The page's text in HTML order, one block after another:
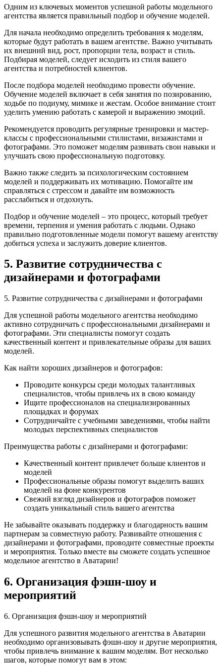
Одним из ключевых моментов успешной работы модельного
агентства является правильный подбор и обучение моделей.
Для начала необходимо определить требования к моделям,
которые будут работать в вашем агентстве. Важно учитывать
их внешний вид, рост, пропорции тела, возраст и стиль.
Подбирая моделей, следует исходить из стиля вашего
агентства и потребностей клиентов.
После подбора моделей необходимо провести обучение.
Обучение моделей включает в себя занятия по позированию,
ходьбе по подиуму, мимике и жестам. Особое внимание стоит
уделить умению работать с камерой и выражению эмоций.
Рекомендуется проводить регулярные тренировки и мастер-
классы с профессиональными стилистами, визажистами и
фотографами. Это поможет моделям развивать свои навыки и
улучшать свою профессиональную подготовку.
Важно также следить за психологическим состоянием
моделей и поддерживать их мотивацию. Помогайте им
справляться с стрессом и давайте им возможность
расслабиться и отдохнуть.
Подбор и обучение моделей – это процесс, который требует
времени, терпения и умения работать с людьми. Однако
правильно подготовленные модели помогут вашему агентству
добиться успеха и заслужить доверие клиентов.
5. Развитие сотрудничества с
дизайнерами и фотографами
5. Развитие сотрудничества с дизайнерами и фотографами
Для успешной работы модельного агентства необходимо
активно сотрудничать с профессиональными дизайнерами и
фотографами. Эти специалисты помогут создать
качественный контент и привлекательные образы для ваших
моделей.
Как найти хороших дизайнеров и фотографов:
Проводите конкурсы среди молодых талантливых
специалистов, чтобы привлечь их в свою команду
Ищите профессионалов на специализированных
площадках и форумах
Сотрудничайте с учебными заведениями, чтобы найти
молодых перспективных специалистов
Преимущества работы с дизайнерами и фотографами:
Качественный контент привлечет больше клиентов и
моделей
Профессиональные образы помогут выделить ваших
моделей на фоне конкурентов
Свежий взгляд дизайнеров и фотографов поможет
создать уникальный стиль вашего агентства
Не забывайте оказывать поддержку и благодарность вашим
партнерам за совместную работу. Развивайте отношения с
дизайнерами и фотографами, проводите совместные проекты
и мероприятия. Только вместе вы сможете создать успешное
модельное агентство в Аватарии!
6. Организация фэшн-шоу и
мероприятий
6. Организация фэшн-шоу и мероприятий
Для успешного развития модельного агентства в Аватарии
необходимо организовывать фэшн-шоу и другие мероприятия,
чтобы привлечь внимание к вашим моделям. Вот несколько
шагов, которые помогут вам в этом: